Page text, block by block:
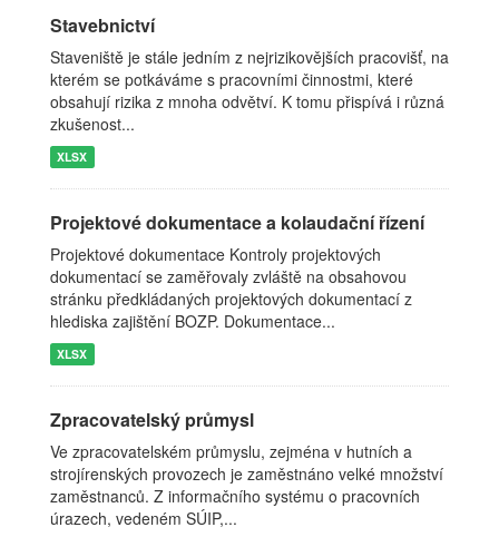
Stavebnictví
Staveniště je stále jedním z nejrizikovějších pracovišť, na
kterém se potkáváme s pracovními činnostmi, které
obsahují rizika z mnoha odvětví. K tomu přispívá i různá
zkušenost...
XLSX
Projektové dokumentace a kolaudační řízení
Projektové dokumentace Kontroly projektových
dokumentací se zaměřovaly zvláště na obsahovou
stránku předkládaných projektových dokumentací z
hlediska zajištění BOZP. Dokumentace...
XLSX
Zpracovatelský průmysl
Ve zpracovatelském průmyslu, zejména v hutních a
strojírenských provozech je zaměstnáno velké množství
zaměstnanců. Z informačního systému o pracovních
úrazech, vedeném SÚIP,...